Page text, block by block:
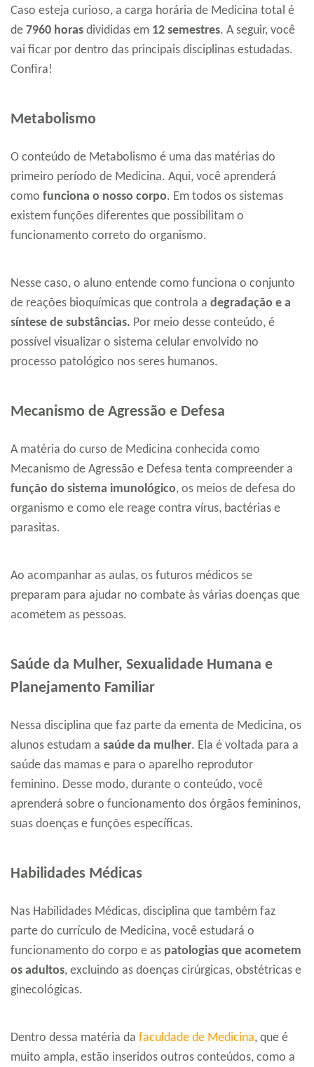
Caso esteja curioso, a carga horária de Medicina total é
de 7960 horas divididas em 12 semestres. A seguir, você
vai ficar por dentro das principais disciplinas estudadas.
Confira!
Metabolismo
O conteúdo de Metabolismo é uma das matérias do
primeiro período de Medicina. Aqui, você aprenderá
como funciona o nosso corpo. Em todos os sistemas
existem funções diferentes que possibilitam o
funcionamento correto do organismo.
Nesse caso, o aluno entende como funciona o conjunto
de reações bioquímicas que controla a degradação e a
síntese de substâncias. Por meio desse conteúdo, é
possível visualizar o sistema celular envolvido no
processo patológico nos seres humanos.
Mecanismo de Agressão e Defesa
A matéria do curso de Medicina conhecida como
Mecanismo de Agressão e Defesa tenta compreender a
função do sistema imunológico, os meios de defesa do
organismo e como ele reage contra vírus, bactérias e
parasitas.
Ao acompanhar as aulas, os futuros médicos se
preparam para ajudar no combate às várias doenças que
acometem as pessoas.
Saúde da Mulher, Sexualidade Humana e
Planejamento Familiar
Nessa disciplina que faz parte da ementa de Medicina, os
alunos estudam a saúde da mulher. Ela é voltada para a
saúde das mamas e para o aparelho reprodutor
feminino. Desse modo, durante o conteúdo, você
aprenderá sobre o funcionamento dos órgãos femininos,
suas doenças e funções específicas.
Habilidades Médicas
Nas Habilidades Médicas, disciplina que também faz
parte do currículo de Medicina, você estudará o
funcionamento do corpo e as patologias que acometem
os adultos, excluindo as doenças cirúrgicas, obstétricas e
ginecológicas.
Dentro dessa matéria da faculdade de Medicina, que é
muito ampla, estão inseridos outros conteúdos, como a